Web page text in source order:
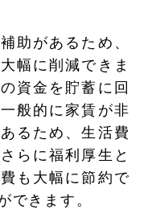
助があるため、
幅に削減できま
資金を貯蓄に回
般的に家賃が非
るため、生活費
らに福利厚生と
も大幅に節約で
できます。